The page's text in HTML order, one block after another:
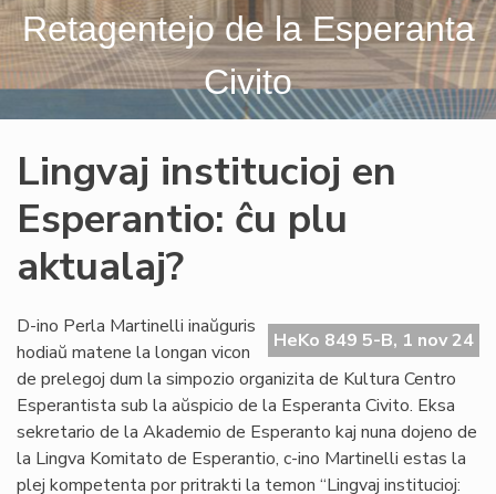
Retagentejo de la Esperanta
Civito
Lingvaj institucioj en
Esperantio: ĉu plu
aktualaj?
HeKo 849 5-B, 1 nov 24
D-ino Perla Martinelli inaŭguris
hodiaŭ matene la longan vicon
de prelegoj dum la simpozio organizita de Kultura Centro
Esperantista sub la aŭspicio de la Esperanta Civito. Eksa
sekretario de la Akademio de Esperanto kaj nuna dojeno de
la Lingva Komitato de Esperantio, c-ino Martinelli estas la
plej kompetenta por pritrakti la temon “Lingvaj institucioj: